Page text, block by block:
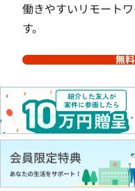
働きやすいリモート
す。
無